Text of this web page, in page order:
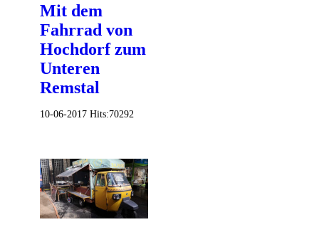
Mit dem
Fahrrad von
Hochdorf zum
Unteren
Remstal
10-06-2017 Hits:70292